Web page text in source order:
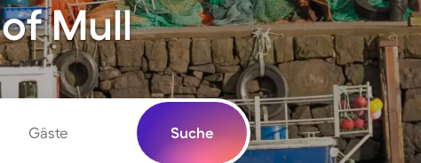
Mull
Gäste Suche